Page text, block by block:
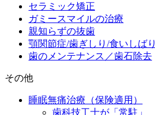
セラミック矯正
ガミースマイルの治療
親知らずの抜歯
顎関節症/歯ぎしり/食いしばり
歯のメンテナンス／歯石除去
その他
睡眠無痛治療（保険適用）
歯科技工士が「常駐」